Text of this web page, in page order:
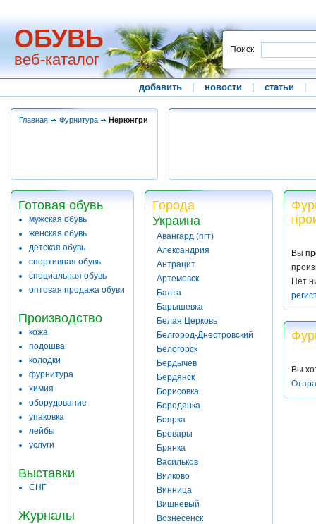
ОБУВЬ
веб-каталог
Поиск
добавить новости статьи
Главная Фурнитура Нерюнгри
Готовая обувь
мужская обувь
женская обувь
детская обувь
спортивная обувь
специальная обувь
оптовая продажа обуви
Производство
кожа
подошва
колодки
фурнитура
химия
оборудование
упаковка
лейбы
услуги
Выставки
СНГ
Журналы
Города
Украина
Авангард (пгт)
Александрия
Антрацит
Артемовск
Балта
Барышевка
Белая Церковь
Белгород-Днестровский
Белогорск
Бердычев
Бердянск
Борисовка
Бородянка
Боярка
Бровары
Брянка
Васильков
Вилково
Винница
Вишневый
Вознесенск
Вы
Нет
Вы